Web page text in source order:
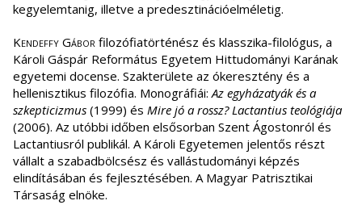
kegyelemtanig, illetve a predesztinációelméletig.
Kendeffy Gábor filozófiatörténész és klasszika-filológus, a
Károli Gáspár Református Egyetem Hittudományi Karának
egyetemi docense. Szakterülete az ókeresztény és a
hellenisztikus filozófia. Monográfiái:Az egyházatyák és a
szkepticizmus (1999) és Mire jó a rossz? Lactantius teológiája
(2006). Az utóbbi időben elsősorban Szent Ágostonról és
Lactantiusról publikál. A Károli Egyetemen jelentős részt
vállalt a szabadbölcsész és vallástudományi képzés
elindításában és fejlesztésében. A Magyar Patrisztikai
Társaság elnöke.